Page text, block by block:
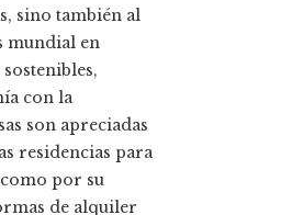
sino también al
mundial en
con la
son apreciadas
residencias para
por su
de alquiler